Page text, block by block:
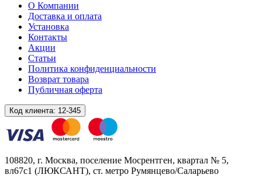
О Компании
Доставка и оплата
Установка
Контакты
Акции
Статьи
Политика конфиденциальности
Возврат товара
Публичная оферта
Код клиента: 12-345
108820, г. Москва, поселение Мосрентген, квартал № 5,
вл67с1 (ЛЮКСАНТ), ст. метро Румянцево/Саларьево